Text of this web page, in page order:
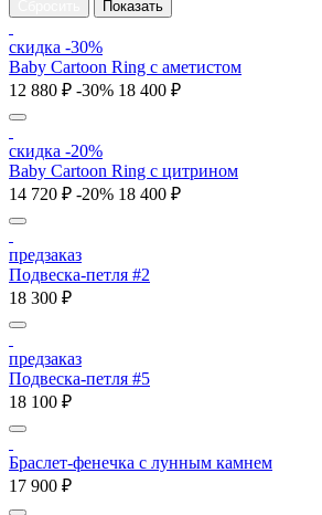
скидка -30%
Baby Cartoon Ring с аметистом
12 880 ₽ -30% 18 400 ₽
скидка -20%
Baby Cartoon Ring с цитрином
14 720 ₽ -20% 18 400 ₽
предзаказ
Подвеска-петля #2
18 300 ₽
предзаказ
Подвеска-петля #5
18 100 ₽
Браслет-фенечка с лунным камнем
17 900 ₽